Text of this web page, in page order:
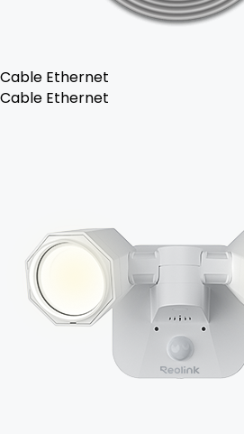
Cable Ethernet
Cable Ethernet